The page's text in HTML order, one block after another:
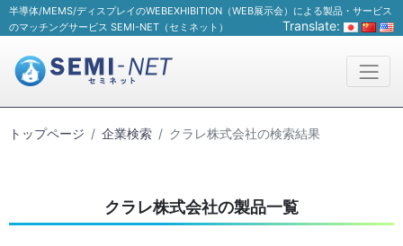
半導体/MEMS/ディスプレイのWEBEXHIBITION（WEB展示会）による製品・サービス
のマッチングサービス SEMI-NET（セミネット）
Translate:
トップページ 企業検索 クラレ株式会社の検索結果
クラレ株式会社の製品一覧